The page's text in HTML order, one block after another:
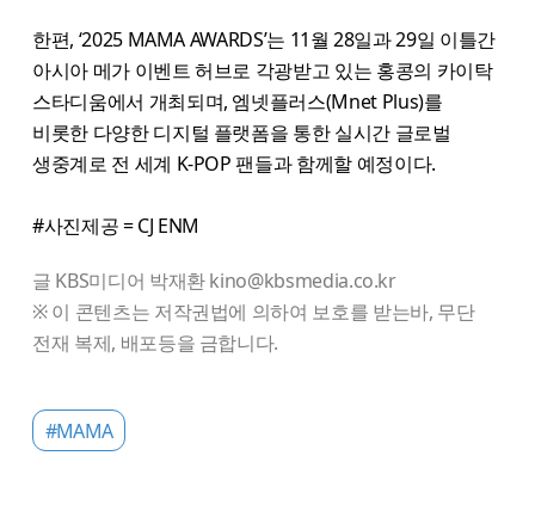
한편, ‘2025 MAMA AWARDS’는 11월 28일과 29일 이틀간
아시아 메가 이벤트 허브로 각광받고 있는 홍콩의 카이탁
스타디움에서 개최되며, 엠넷플러스(Mnet Plus)를
비롯한 다양한 디지털 플랫폼을 통한 실시간 글로벌
생중계로 전 세계 K-POP 팬들과 함께할 예정이다.
#사진제공 = CJ ENM
글 KBS미디어 박재환 kino@kbsmedia.co.kr
※ 이 콘텐츠는 저작권법에 의하여 보호를 받는바, 무단
전재 복제, 배포등을 금합니다.
#MAMA